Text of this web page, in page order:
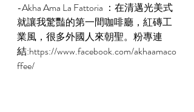
-Akha Ama La Fattoria ：在清邁光美式
就讓我驚豔的第一間咖啡廳，紅磚工
業風，很多外國人來朝聖。粉專連
結:https://www.facebook.com/akhaamaco
ffee/